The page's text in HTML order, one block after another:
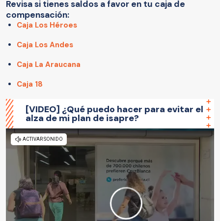
Revisa si tienes saldos a favor en tu caja de
compensación:
Caja Los Héroes
Caja Los Andes
Caja La Araucana
Caja 18
[VIDEO] ¿Qué puedo hacer para evitar el
alza de mi plan de isapre?